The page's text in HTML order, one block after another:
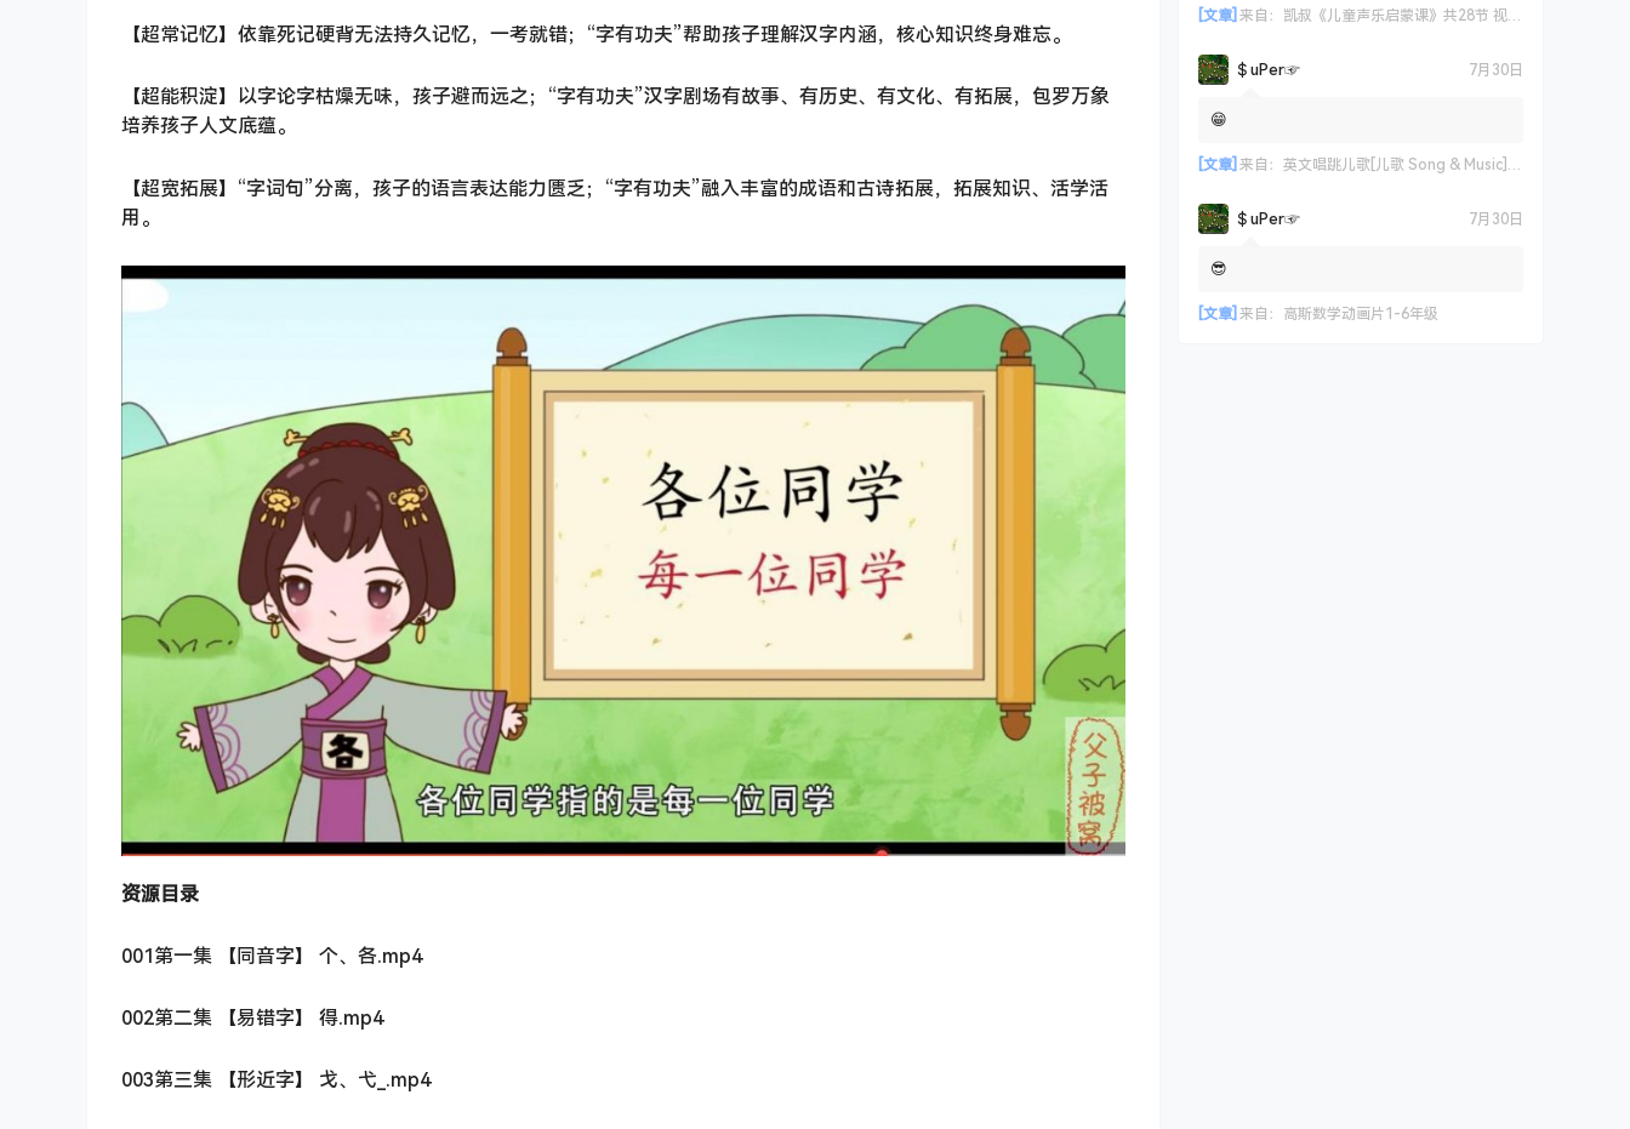
【超常记忆】依靠死记硬背无法持久记忆，一考就错；“字有功夫”帮助孩子理解汉字内涵，核心知识终身难忘。
【超能积淀】以字论字枯燥无味，孩子避而远之；“字有功夫”汉字剧场有故事、有历史、有文化、有拓展，包罗万象
培养孩子人文底蕴。
【超宽拓展】“字词句”分离，孩子的语言表达能力匮乏；“字有功夫”融入丰富的成语和古诗拓展，拓展知识、活学活
用。
资源目录
001第一集 【同音字】 个、各.mp4
002第二集 【易错字】 得.mp4
003第三集 【形近字】 戈、弋_.mp4
[文章] 来自： 凯叔《儿童声乐启蒙课》共28节 视频课程
＄uΡer☞ 7月30日
😁
[文章] 来自： 英文唱跳儿歌[儿歌 Song & Music] 艾米咕噜
＄uΡer☞ 7月30日
😎
[文章] 来自： 高斯数学动画片1-6年级